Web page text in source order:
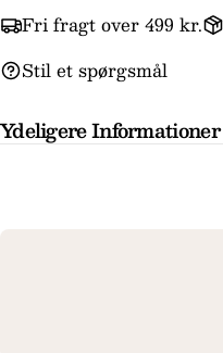
Fri fragt over 499 kr.
Stil et spørgsmål
Ydeligere Informationer